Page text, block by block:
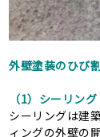
外壁塗装のひび
（1）シーリング
シーリングは建
ィングの外壁の